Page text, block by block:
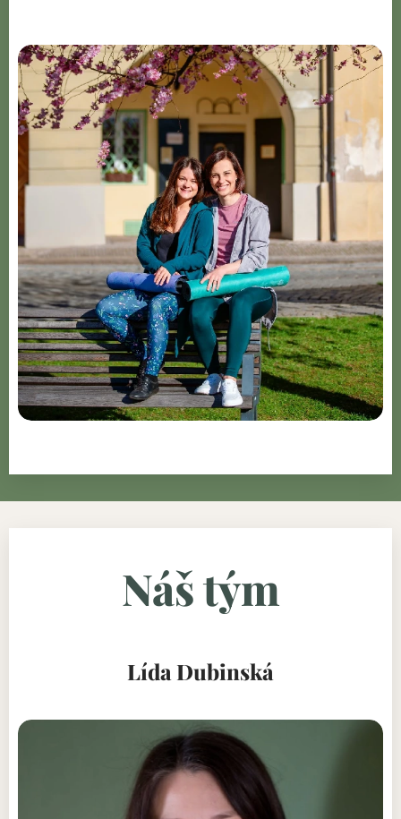
Náš tým
Lída Dubinská